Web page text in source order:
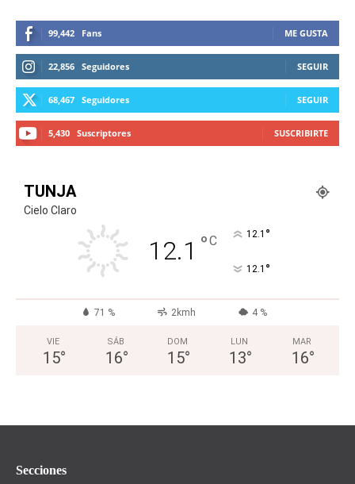
99,442 Fans ME GUSTA
22,856 Seguidores SEGUIR
68,467 Seguidores SEGUIR
5,430 Suscriptores SUSCRIBIRTE
TUNJA
Cielo Claro
12.1 °C 12.1 °
12.1 °
71 % 2kmh 4 %
VIE
15°
SÁB
16°
DOM
15°
LUN
13°
MAR
16°
Secciones